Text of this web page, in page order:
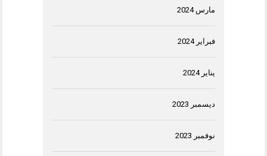
مارس 2024
فبراير 2024
يناير 2024
ديسمبر 2023
نوفمبر 2023